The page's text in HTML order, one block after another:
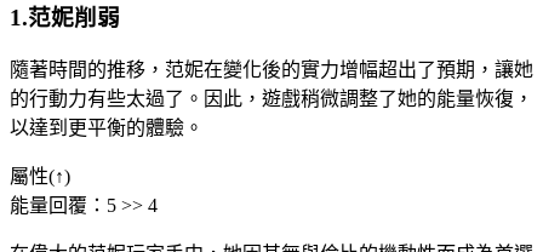
1.范妮削弱
隨著時間的推移，范妮在變化後的實力增幅超出了預期，讓她
的行動力有些太過了。因此，遊戲稍微調整了她的能量恢復，
以達到更平衡的體驗。
屬性(↑)
能量回覆：5 >> 4